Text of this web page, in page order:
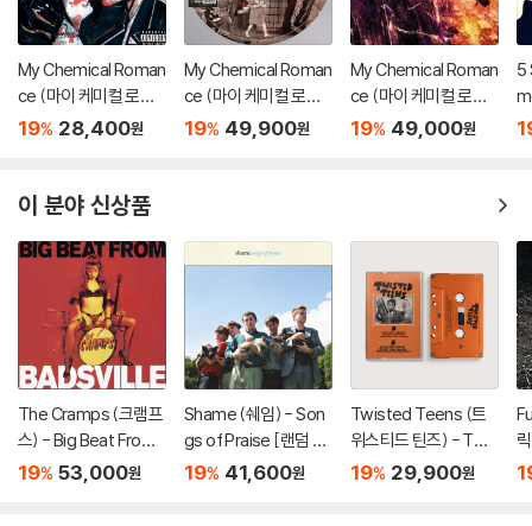
가 있으며, 이는 상품의 불량이 아닙니다. 단, 재생에 이상이 있는 경우에는
불량으로 인한 반품/교환이 가능합니다
※ 컬러 디스크
아래에 해당하는 경우는 불량이 아니므로 개봉 후 반품/교환이 불가합니
2) 컬러 디스크의 특성상 제작 공정시 앨범마다 색상 차이가 나는 경우도
있습니다.
3) 컬러 디스크는 제작 과정에서 다른 색상 염료가 섞여 얼룩과 번짐, 반점
등이 발생할 수 있습니다.
※ 반품/교환 안내
1) 불량으로 인한 반품/교환 요청 시에는 불량 확인을 위해 개봉 시의 동영
상을 요청할 수 있으며, 동영상이 없는 경우 반품/교환이 제한될 수 있습니
다.
관련 사진과 동영상 및 재생 기기 모델명을 첨부하여 첨부하여 고객센터에
My Chemical Roman
ce (마이 케미컬 로맨
스) - 2집 Three Che
19% 28,400원
My Chemical Roman
ce (마이 케미컬 로맨
스) - The Black Para
19% 49,900원
My Chemical Roman
ce (마이 케미컬 로맨
스) - I Brought You M
19% 49,000원
5
이 분야 신상품
The Cramps (크램프
스) - Big Beat From
Badsville [화이트 컬
19% 53,000원
Shame (쉐임) - Son
gs of Praise [랜덤 컬
러 LP]
19% 41,600원
Twisted Teens (트
위스티드 틴즈) - Twis
ted Teens [카세트테
19% 29,900원